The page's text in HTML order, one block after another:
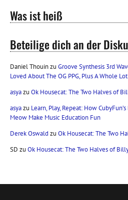
Was ist heiß
Beteilige dich an der
Daniel Thouinzu Groove Synthesis 3rd
Loved About The OG PPG, Plus A Whole
asyazu Ok Housecat: The Two Halves of
asyazu Learn, Play, Repeat: How
Meow Make Music Education Fun
Derek Oswald zu Ok Housecat: The Two
SD zu Ok Housecat: The Two Halves of